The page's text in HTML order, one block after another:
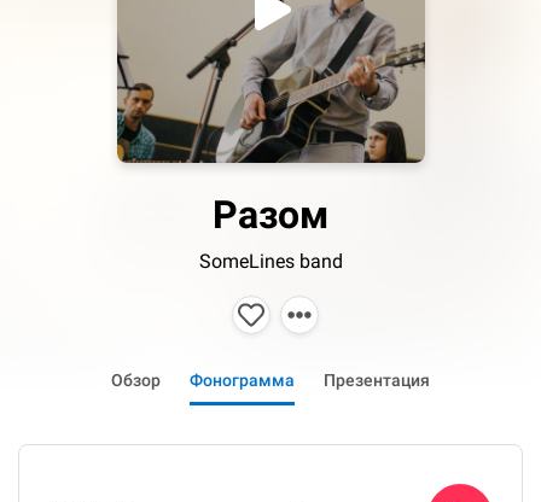
Разом
SomeLines band
Обзор Фонограмма Презентация